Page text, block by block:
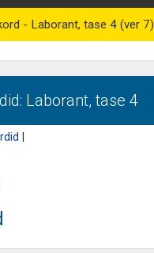
Laborant, tase 4
- Laborant, tase 4 (ver 7)